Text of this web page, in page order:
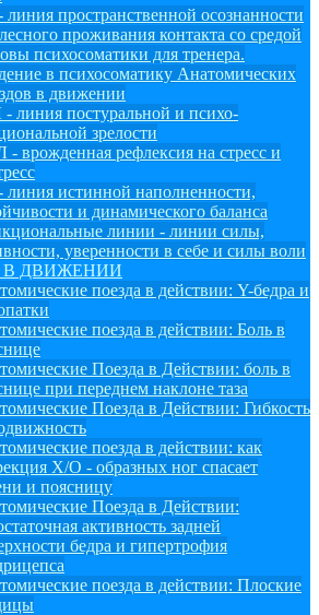
пространственной осознанности
проживания контакта со средой
психосоматики для тренера.
в психосоматику Анатомических
в движении
линия постуральной и психо-
зрелости
врожденная рефлексия на стресс и
истинной наполненности,
и динамического баланса
линии - линии силы,
уверенности в себе и силы воли
В ДВИЖЕНИИ
поезда в действии: Y-бедра и
поезда в действии: Боль в
Поезда в Действии: боль в
при переднем наклоне таза
Поезда в Действии: Гибкость
поезда в действии: как
Х/О - образных ног спасает
и поясницу
Поезда в Действии:
активность задней
бедра и гипертрофия
поезда в действии: Плоские